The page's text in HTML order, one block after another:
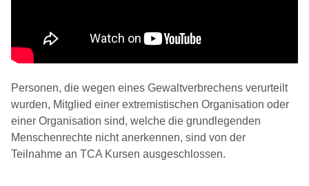
Personen, die wegen eines Gewaltverbrechens verurteilt
wurden, Mitglied einer extremistischen Organisation oder
einer Organisation sind, welche die grundlegenden
Menschenrechte nicht anerkennen, sind von der
Teilnahme an TCA Kursen ausgeschlossen.